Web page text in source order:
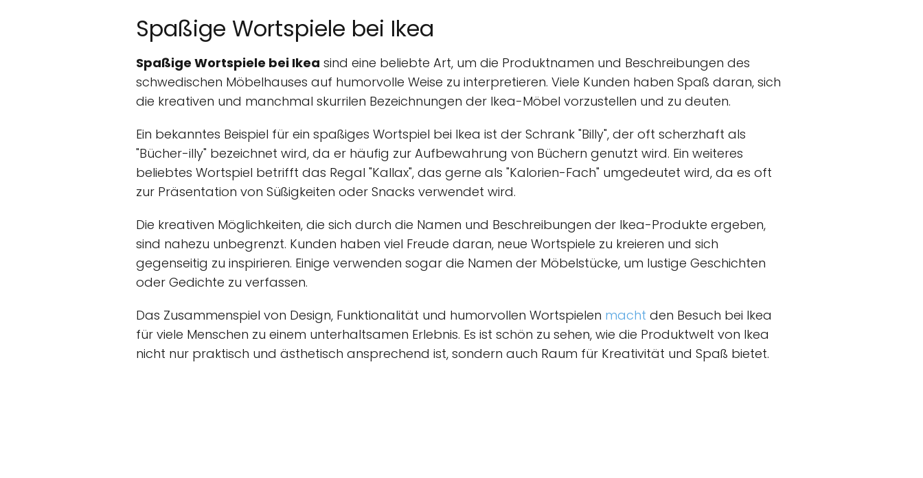
Spaßige Wortspiele bei Ikea
Spaßige Wortspiele bei Ikea sind eine beliebte Art, um die Produktnamen und Beschreibungen des
schwedischen Möbelhauses auf humorvolle Weise zu interpretieren. Viele Kunden haben Spaß daran, sich
die kreativen und manchmal skurrilen Bezeichnungen der Ikea-Möbel vorzustellen und zu deuten.
Ein bekanntes Beispiel für ein spaßiges Wortspiel bei Ikea ist der Schrank "Billy", der oft scherzhaft als
"Bücher-illy" bezeichnet wird, da er häufig zur Aufbewahrung von Büchern genutzt wird. Ein weiteres
beliebtes Wortspiel betrifft das Regal "Kallax", das gerne als "Kalorien-Fach" umgedeutet wird, da es oft
zur Präsentation von Süßigkeiten oder Snacks verwendet wird.
Die kreativen Möglichkeiten, die sich durch die Namen und Beschreibungen der Ikea-Produkte ergeben,
sind nahezu unbegrenzt. Kunden haben viel Freude daran, neue Wortspiele zu kreieren und sich
gegenseitig zu inspirieren. Einige verwenden sogar die Namen der Möbelstücke, um lustige Geschichten
oder Gedichte zu verfassen.
Das Zusammenspiel von Design, Funktionalität und humorvollen Wortspielen macht den Besuch bei Ikea
für viele Menschen zu einem unterhaltsamen Erlebnis. Es ist schön zu sehen, wie die Produktwelt von Ikea
nicht nur praktisch und ästhetisch ansprechend ist, sondern auch Raum für Kreativität und Spaß bietet.